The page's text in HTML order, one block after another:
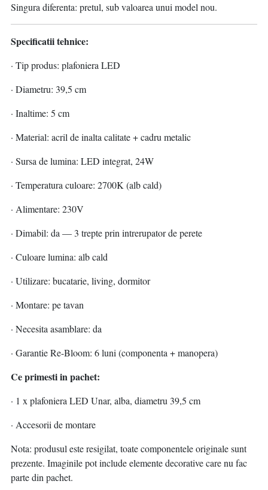
Singura diferenta: pretul, sub valoarea unui model nou.
Specificatii tehnice:
· Tip produs: plafoniera LED
· Diametru: 39,5 cm
· Inaltime: 5 cm
· Material: acril de inalta calitate + cadru metalic
· Sursa de lumina: LED integrat, 24W
· Temperatura culoare: 2700K (alb cald)
· Alimentare: 230V
· Dimabil: da — 3 trepte prin intrerupator de perete
· Culoare lumina: alb cald
· Utilizare: bucatarie, living, dormitor
· Montare: pe tavan
· Necesita asamblare: da
· Garantie Re-Bloom: 6 luni (componenta + manopera)
Ce primesti in pachet:
· 1 x plafoniera LED Unar, alba, diametru 39,5 cm
· Accesorii de montare
Nota: produsul este resigilat, toate componentele originale sunt
prezente. Imaginile pot include elemente decorative care nu fac
parte din pachet.